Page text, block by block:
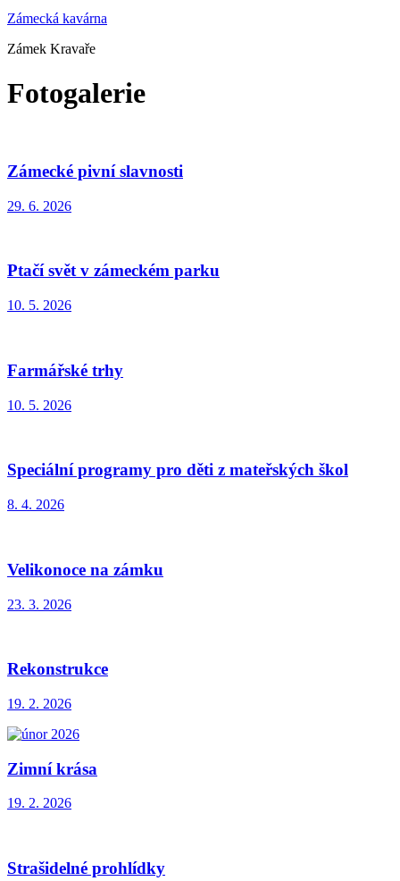
Zámecká kavárna
Zámek Kravaře
Fotogalerie
Zámecké pivní slavnosti
29. 6. 2026
Ptačí svět v zámeckém parku
10. 5. 2026
Farmářské trhy
10. 5. 2026
Speciální programy pro děti z mateřských škol
8. 4. 2026
Velikonoce na zámku
23. 3. 2026
Rekonstrukce
19. 2. 2026
Zimní krása
19. 2. 2026
Strašidelné prohlídky